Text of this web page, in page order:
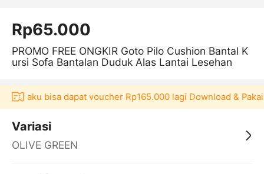
Rp65.000
PROMO FREE ONGKIR Goto Pilo Cushion Bantal K
ursi Sofa Bantalan Duduk Alas Lantai Lesehan
bisa dapat voucher Rp165.000 lagi Download & Pakai
Variasi
OLIVE GREEN